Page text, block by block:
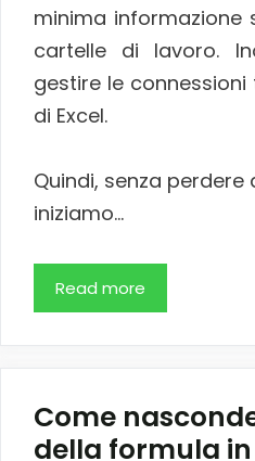
minima informazione
cartelle di lavoro.
gestire le
di Excel.
Quindi, senza
iniziamo…
Read more
Come
della formula in